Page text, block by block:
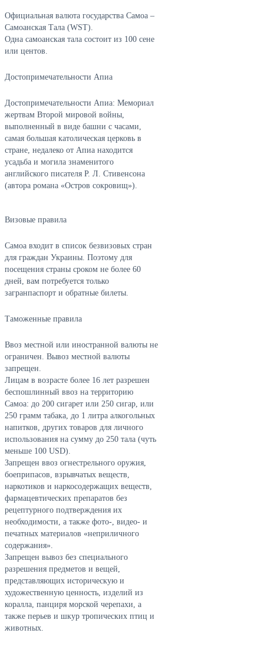
Официальная валюта государства Самоа –
Самоанская Тала (WST).
Одна самоанская тала состоит из 100 сене
или центов.
Достопримечательности Апиа
Достопримечательности Апиа: Мемориал
жертвам Второй мировой войны,
выполненный в виде башни с часами,
самая большая католическая церковь в
стране, недалеко от Апиа находится
усадьба и могила знаменитого
английского писателя Р. Л. Стивенсона
(автора романа «Остров сокровищ»).
Визовые правила
Самоа входит в список безвизовых стран
для граждан Украины. Поэтому для
посещения страны сроком не более 60
дней, вам потребуется только
загранпаспорт и обратные билеты.
Таможенные правила
Ввоз местной или иностранной валюты не
ограничен. Вывоз местной валюты
запрещен.
Лицам в возрасте более 16 лет разрешен
беспошлинный ввоз на территорию
Самоа: до 200 сигарет или 250 сигар, или
250 грамм табака, до 1 литра алкогольных
напитков, других товаров для личного
использования на сумму до 250 тала (чуть
меньше 100 USD).
Запрещен ввоз огнестрельного оружия,
боеприпасов, взрывчатых веществ,
наркотиков и наркосодержащих веществ,
фармацевтических препаратов без
рецептурного подтверждения их
необходимости, а также фото-, видео- и
печатных материалов «неприличного
содержания».
Запрещен вывоз без специального
разрешения предметов и вещей,
представляющих историческую и
художественную ценность, изделий из
коралла, панциря морской черепахи, а
также перьев и шкур тропических птиц и
животных.